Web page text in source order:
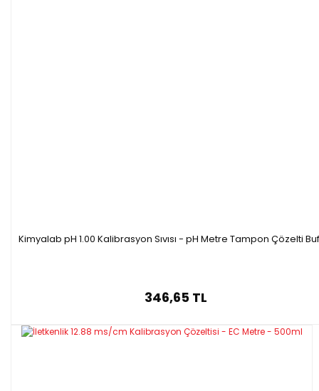
Kimyalab pH 1.00 Kalibrasyon Sıvısı - pH Metre Tampon Çözelti
346,65 TL